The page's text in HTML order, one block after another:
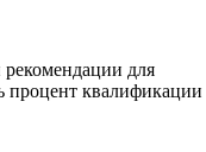
рекомендации для
процент квалификации